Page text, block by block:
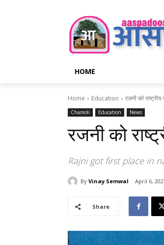
HOME
Home Education रजनी को
Chamoli Education News
रजनी को
Rajni got first place in
By Vinay Semwal April 6,
Share